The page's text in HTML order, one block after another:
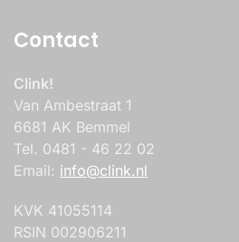
Contact
Clink!
Van Ambestraat 1
6681 AK Bemmel
Tel. 0481 - 46 22 02
Email: info@clink.nl
KVK 41055114
RSIN 002906211